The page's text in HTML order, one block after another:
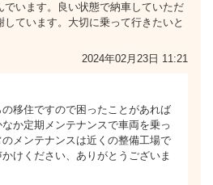
います。良い状態で納車していただ
ています。大切に乗って行きたいと
2024年02月23日 11:21
移住ですので困ったことがあれば
か定期メンテナンスで車両を乗っ
メンテナンスは近くの整備工場で
けください、ありがとうございま